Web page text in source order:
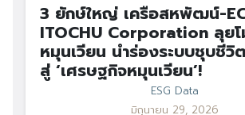
3 ยักษ์ใหญ่ เครือสหพัฒน์-
ITOCHU Corporation ลุยโ
หมุนเวียน นำร่องระบบชุบชีวิต
สู่ ‘เศรษฐกิจหมุนเวียน’!
ESG Data
มิถุนายน 29, 2026